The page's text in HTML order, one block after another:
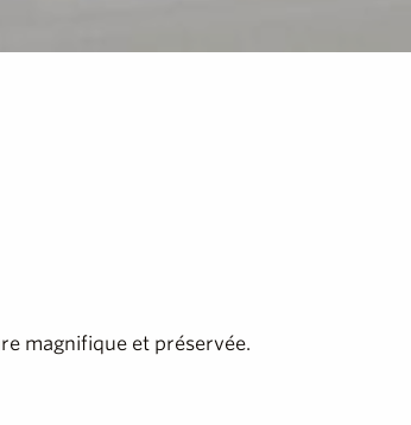
magnifique et préservée.